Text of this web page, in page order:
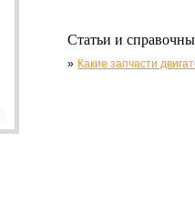
Статьи и
Какие запчасти